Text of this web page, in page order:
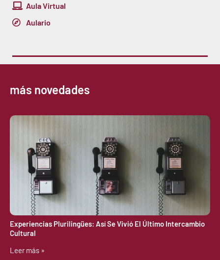
Aula Virtual
Aulario
más novedades
Experiencias Plurilingües: Así Se Vivió El Último Intercambio
Cultural
Leer más »